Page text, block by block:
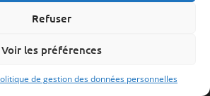
Refuser
Voir les préférences
de gestion des données personnelles